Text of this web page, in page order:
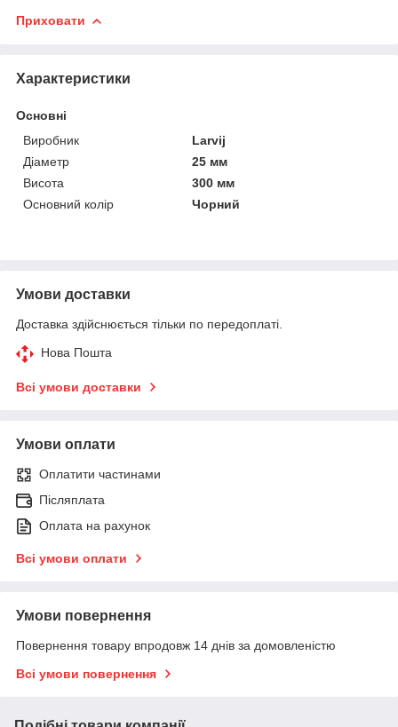
Приховати
Характеристики
Основні
Виробник
Larvij
Діаметр
25 мм
Висота
300 мм
Основний колір
Чорний
Умови доставки
Доставка здійснюється тільки по передоплаті.
Нова Пошта
Всі умови доставки
Умови оплати
Оплатити частинами
Післяплата
Оплата на рахунок
Всі умови оплати
Умови повернення
Повернення товару впродовж 14 днів за домовленістю
Всі умови повернення